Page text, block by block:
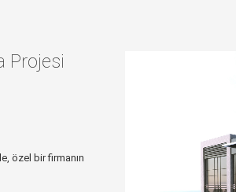
Projesi
özel bir firmanın